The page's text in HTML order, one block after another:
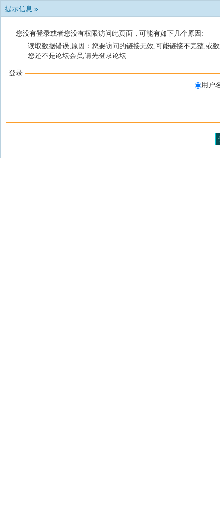
提示信息 »
您没有登录或者您没有权限访问此页面，可能有如下几个原因:
读取数据错误,原因：您要访问的链接无效,可能链接不完整,或
您还不是论坛会员,请先登录论坛
登录
用户